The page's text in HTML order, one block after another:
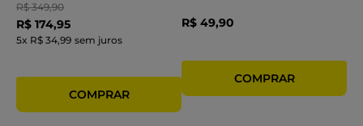
R$ 349,90
R$ 174,95
5x R$ 34,99 sem juros
R$ 49,90